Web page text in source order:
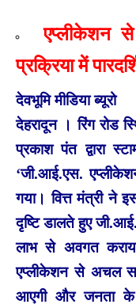
एप्लीकेशन
प्रक्रिया में
देवभूमि मीडिया ब्यूरो
देहरादून । रिंग रोड
प्रकाश पंत द्वारा
‘जी.आई.एस.
गया। वित्त मंत्री ने
दृष्टि डालते हुए
लाभ से अवगत
एप्लीकेशन से अचल
आएगी और जनता के